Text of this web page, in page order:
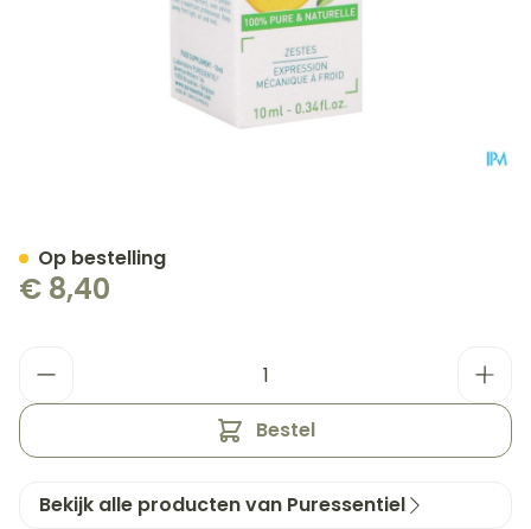
€ 8,40
Bestel
Op bestelling
Bekijk alle producten van Puressentiel